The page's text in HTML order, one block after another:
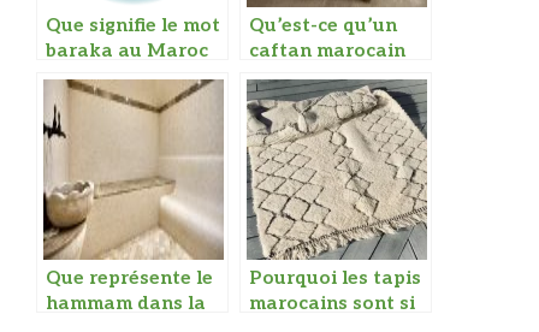
Que signifie le mot
baraka au Maroc
Qu’est-ce qu’un
caftan marocain
Que représente le
hammam dans la
Pourquoi les tapis
marocains sont si